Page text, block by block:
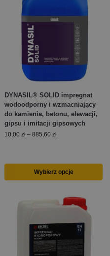
DYNASIL® SOLID impregnat
wodoodporny i wzmacniający
do kamienia, betonu, elewacji,
gipsu i imitacji gipsowych
10,00 zł – 885,60 zł
Wybierz opcje